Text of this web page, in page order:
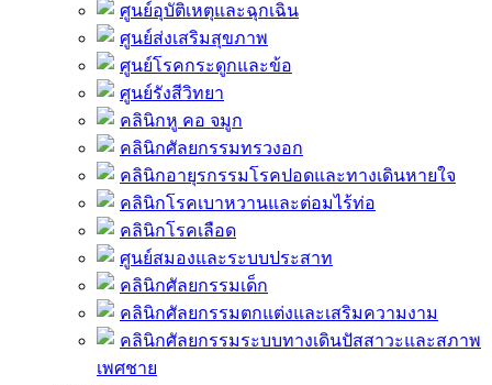
ศูนย์อุบัติเหตุและฉุกเฉิน
ศูนย์ส่งเสริมสุขภาพ
ศูนย์โรคกระดูกและข้อ
ศูนย์รังสีวิทยา
คลินิกหู คอ จมูก
คลินิกศัลยกรรมทรวงอก
คลินิกอายุรกรรมโรคปอดและทางเดินหายใจ
คลินิกโรคเบาหวานและต่อมไร้ท่อ
คลินิกโรคเลือด
ศูนย์สมองและระบบประสาท
คลินิกศัลยกรรมเด็ก
คลินิกศัลยกรรมตกแต่งและเสริมความงาม
คลินิกศัลยกรรมระบบทางเดินปัสสาวะและสภาพ
เพศชาย